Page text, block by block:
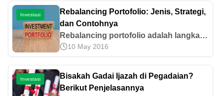
menyiapkannya dengan tepat di sini.
Investasi
Rebalancing Portofolio: Jenis, Strategi,
dan Contohnya
Rebalancing portofolio adalah langkah
untuk menyesuaikan aset investasi
agar tetap optimal. Simak jenis, waktu
terbaik, dan contoh penerapannya di
sini.
10 May 2016
Investasi
Bisakah Gadai Ijazah di Pegadaian?
Berikut Penjelasannya